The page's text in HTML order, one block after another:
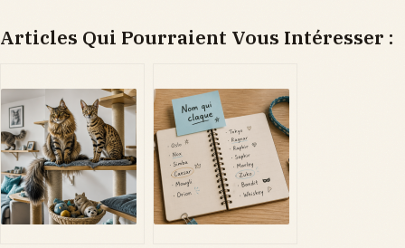
Articles Qui Pourraient Vous Intéresser :